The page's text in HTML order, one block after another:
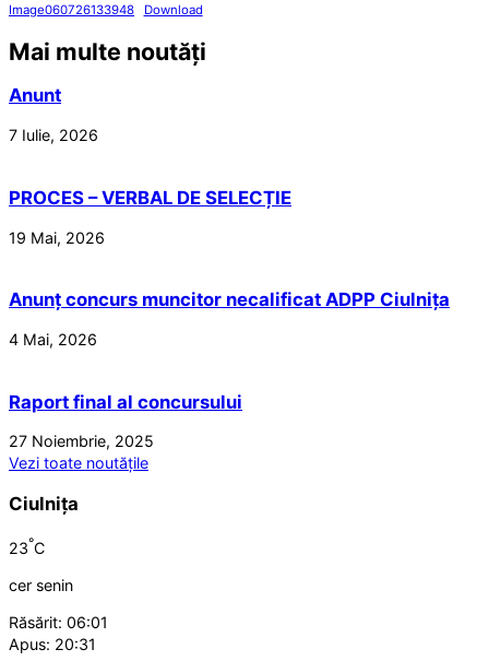
Image060726133948 Download
Mai multe noutăți
Anunt
7 Iulie, 2026
PROCES – VERBAL DE SELECȚIE
19 Mai, 2026
Anunț concurs muncitor necalificat ADPP Ciulnița
4 Mai, 2026
Raport final al concursului
27 Noiembrie, 2025
Vezi toate noutățile
Ciulnița
23°C
cer senin
Răsărit: 06:01
Apus: 20:31